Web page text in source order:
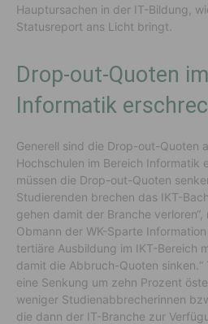
Hauptursachen in der IT-Bildung,
Statusreport ans Licht bringt.
Drop-out-Quoten
Informatik
Generell sind die Drop-out-Quoten
Hochschulen im Bereich Informatik
müssen die Drop-out-Quoten
Studierenden brechen das IKT-
gehen damit der Branche verloren“,
Obmann der WK-Sparte
tertiäre Ausbildung im IKT-Bereich
damit die Abbruch-Quoten
eine Senkung um zehn Prozent
weniger Studienabbrecherinnen
die dann der IT-Branche zur